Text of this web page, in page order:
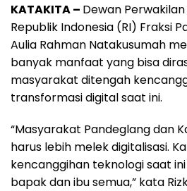
KATAKITA – Dewan
Republik Indonesia (RI) Fraksi
Aulia Rahman Natakusumah
banyak manfaat yang bisa
masyarakat ditengah
transformasi digital saat ini.
“Masyarakat Pandeglang dan
harus lebih melek digitalisasi.
kencanggihan teknologi saat
bapak dan ibu semua,” kata